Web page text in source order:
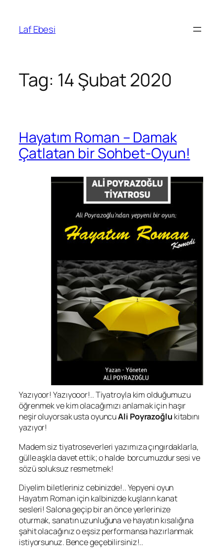
content
Laf Ebesi
Tag: 14 Şubat 2020
Hayatım Roman – Damak
Çatlatan bir Sohbet-Oyun!
Yazıyoor! Yazıyooor!.. Tiyatroyla kim olduğumuzu
öğrenmek ve kim olacağımızı anlamak için haşır
neşir oluyorsak usta oyuncuAli Poyrazoğlu kitabını
yazıyor!
Madem siz tiyatroseverleri yazımıza çıngırdaklarla,
gülle aşkla davet ettik; o halde borcumuzdur sesi ve
sözü soluksuz resmetmek!
Diyelim biletleriniz cebinizde!.. Yepyeni oyun
Hayatım Romaniçin kalbinizde kuşların kanat
sesleri! Salona geçip bir an önce yerlerinize
oturmak, sanatın uzunluğuna ve hayatın kısalığına
şahit olacağınız o eşsiz performansa hazırlanmak
istiyorsunuz. Bence geçebilirsiniz!..